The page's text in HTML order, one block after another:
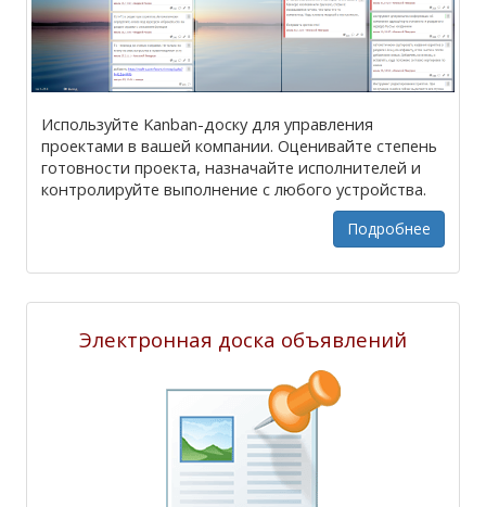
Используйте Kanban-доску для управления
проектами в вашей компании. Оценивайте степень
готовности проекта, назначайте исполнителей и
контролируйте выполнение с любого устройства.
Подробнее
Электронная доска объявлений